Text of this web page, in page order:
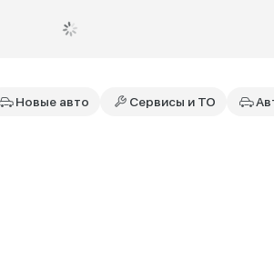
Новые авто Сервисы и ТО